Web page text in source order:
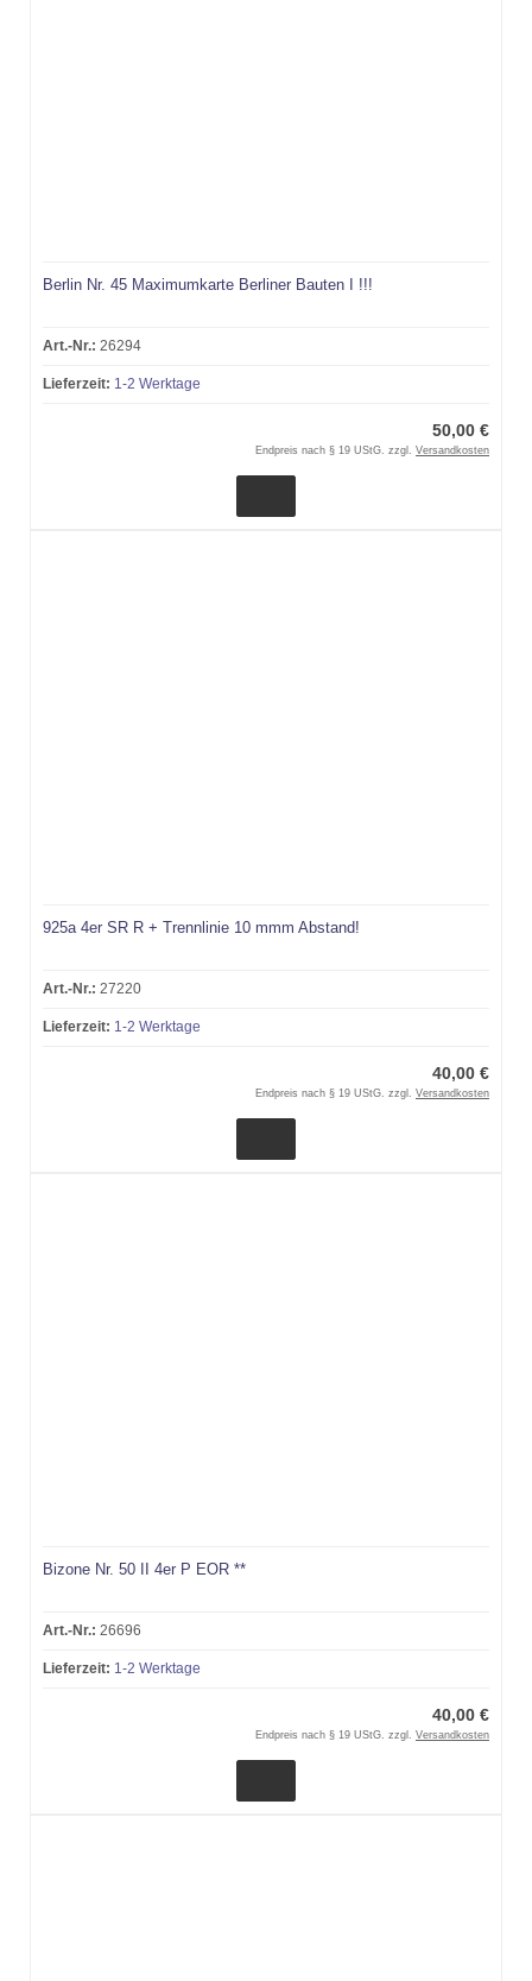
Berlin Nr. 45 Maximumkarte Berliner Bauten I !!!
Art.-Nr.: 26294
Lieferzeit: 1-2 Werktage
50,00 €
Endpreis nach § 19 UStG. zzgl. Versandkosten
925a 4er SR R + Trennlinie 10 mmm Abstand!
Art.-Nr.: 27220
Lieferzeit: 1-2 Werktage
40,00 €
Endpreis nach § 19 UStG. zzgl. Versandkosten
Bizone Nr. 50 II 4er P EOR **
Art.-Nr.: 26696
Lieferzeit: 1-2 Werktage
40,00 €
Endpreis nach § 19 UStG. zzgl. Versandkosten